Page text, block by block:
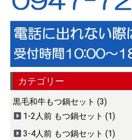
カテゴリー
黒毛和牛もつ鍋セット (3)
1-2人前 もつ鍋セット (1)
3-4人前 もつ鍋セット (1)